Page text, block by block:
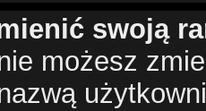
swoją
możesz